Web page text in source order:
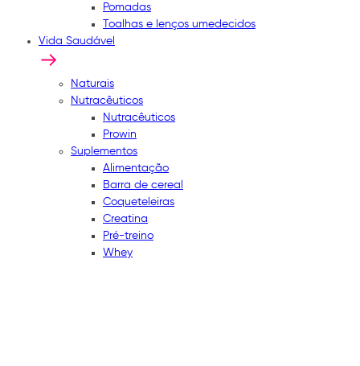
Pomadas
Toalhas e lenços umedecidos
Vida Saudável
Naturais
Nutracêuticos
Nutracêuticos
Prowin
Suplementos
Alimentação
Barra de cereal
Coqueteleiras
Creatina
Pré-treino
Whey